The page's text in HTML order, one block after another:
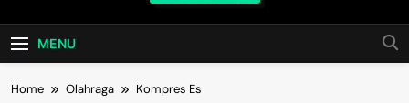
MENU
Home Olahraga Kompres Es